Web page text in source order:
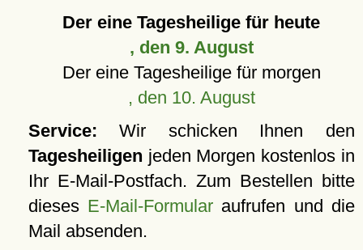
Der eine Tagesheilige für heute
, den 9. August
Der eine Tagesheilige für morgen
, den 10. August
Service: Wir schicken Ihnen den
Tagesheiligen jeden Morgen kostenlos in
Ihr E-Mail-Postfach. Zum Bestellen bitte
dieses E-Mail-Formular aufrufen und die
Mail absenden.